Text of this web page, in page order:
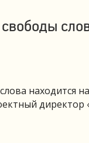
находится
директор